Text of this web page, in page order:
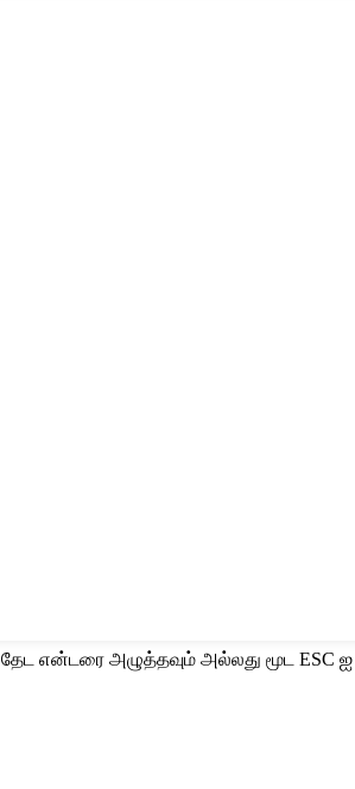
தேட என்டரை அழுத்தவும் அல்லது மூட ESC ஐ